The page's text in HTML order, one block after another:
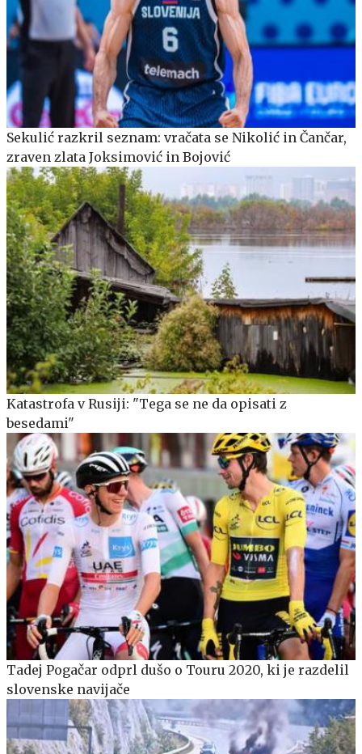
Sekulić razkril seznam: vračata se Nikolić in Čančar,
zraven zlata Joksimović in Bojović
Katastrofa v Rusiji: "Tega se ne da opisati z
besedami"
Tadej Pogačar odprl dušo o Touru 2020, ki je razdelil
slovenske navijače